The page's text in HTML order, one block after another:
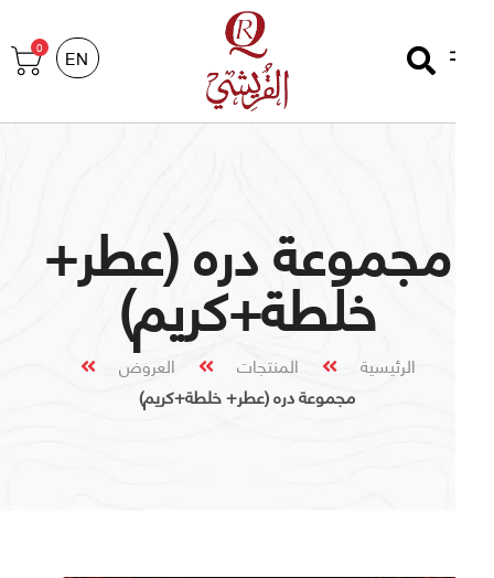
مجموعة دره (عطر+
خلطة+كريم)
الرئيسية المنتجات
العروض
مجموعة دره (عطر+ خلطة+كريم)